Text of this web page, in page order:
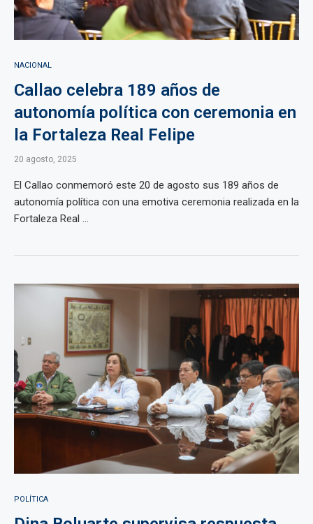
NACIONAL
Callao celebra 189 años de
autonomía política con ceremonia en
la Fortaleza Real Felipe
20 agosto, 2025
El Callao conmemoró este 20 de agosto sus 189 años de
autonomía política con una emotiva ceremonia realizada en la
Fortaleza Real ...
POLÍTICA